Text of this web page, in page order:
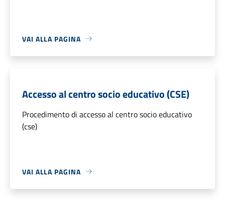
VAI ALLA PAGINA
Accesso al centro socio educativo (CSE)
Procedimento di accesso al centro socio educativo
(cse)
VAI ALLA PAGINA